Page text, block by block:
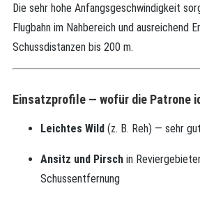
Die sehr hohe Anfangsgeschwindigkeit
Flugbahn im Nahbereich und ausreichend
Schussdistanzen bis 200 m.
Einsatzprofile — wofür die Patrone
Leichtes Wild (z. B. Reh) — sehr
Ansitz und Pirsch in
Schussentfernung